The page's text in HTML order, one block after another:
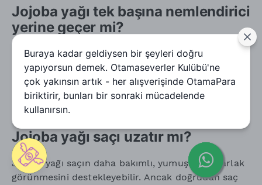
Jojoba yağı tek başına nemlendirici
yerine geçer mi?
Jojoba yağı ciltte yumuşaklık ve bakım hissi
sağlayabilir; ancak su bazlı nemlendiricilerin yerini
her zaman tek başına tutmayabilir. Daha dengeli
bir bakım için nemlendirici üzerine az miktarda
uygulanabilir.
Jojoba yağı saçı uzatır mı?
Jojoba yağı saçın daha bakımlı, yumuşak ve parlak
görünmesini destekleyebilir. Ancak doğrudan saç
Buraya kadar geldiysen bir şeyleri doğru
yapıyorsun demek. Otamaseverler Kulübü'ne
çok yakınsın artık - her alışverişinde OtamaPara
biriktirir, bunları bir sonraki mücadelende
kullanırsın.